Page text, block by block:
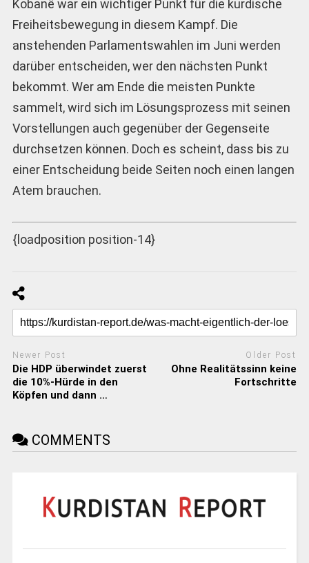
Kobanê war ein wichtiger Punkt für die kurdische
Freiheitsbewegung in diesem Kampf. Die
anstehenden Parlamentswahlen im Juni werden
darüber entscheiden, wer den nächsten Punkt
bekommt. Wer am Ende die meisten Punkte
sammelt, wird sich im Lösungsprozess mit seinen
Vorstellungen auch gegenüber der Gegenseite
durchsetzen können. Doch es scheint, dass bis zu
einer Entscheidung beide Seiten noch einen langen
Atem brauchen.
{loadposition position-14}
Newer Post
Die HDP überwindet zuerst
die 10%-Hürde in den
Köpfen und dann …
Older Post
Ohne Realitätssinn keine
Fortschritte
COMMENTS